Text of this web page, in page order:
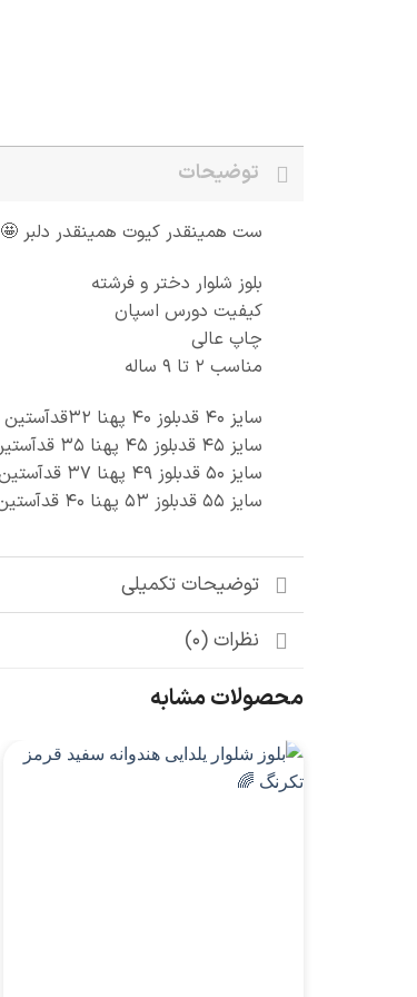
توضیحات
ست همینقدر کیوت همینقدر دلبر 🤩
بلوز شلوار دختر و فرشته
کیفیت دورس اسپان
چاپ عالی
مناسب 2 تا 9 ساله
سایز 40 قدبلوز 40 پهنا 32قدآستین 31 قدشلوار 56
سایز 45 قدبلوز 45 پهنا 35 قدآستین 37قدشلوار 59
سایز 50 قدبلوز 49 پهنا 37 قدآستین 40 قدشلوار 69
سایز 55 قدبلوز 53 پهنا 40 قدآستین 46قدشلوار 79
توضیحات تکمیلی
نظرات (0)
محصولات مشابه